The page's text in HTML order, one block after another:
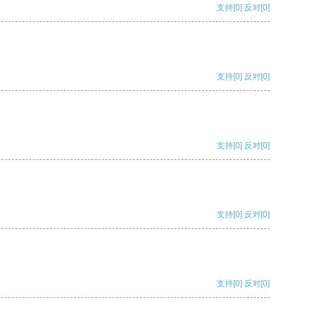
支持[0] 反对[0]
支持[0] 反对[0]
支持[0] 反对[0]
支持[0] 反对[0]
支持[0] 反对[0]